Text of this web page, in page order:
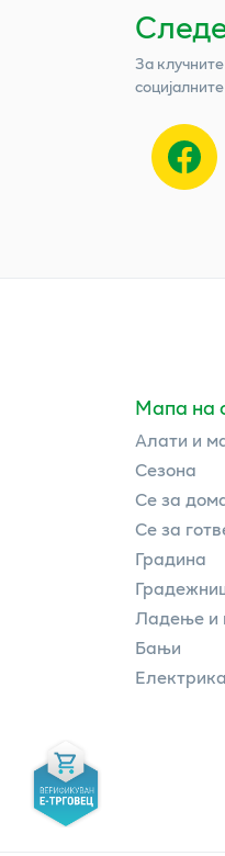
За
Мапа на
Алати и
Сезона
Се за
Се за
Градина
Ладење и
Бањи